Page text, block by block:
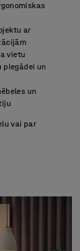
ar
vietu
un
un
vai par